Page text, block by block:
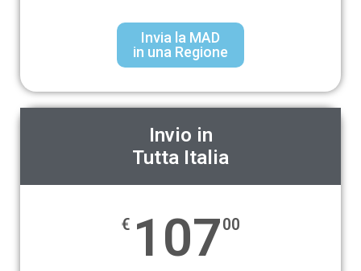
Invia la MAD
in una Regione
Invio in
Tutta Italia
€ 10700